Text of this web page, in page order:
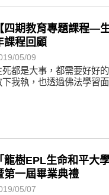
四期教育專題課程—
課程回顧
05/09
死都是大事，都需要好好
下我執，也透過佛法學習
龍樹EPL生命和平大
第一屆畢業典禮
05/07